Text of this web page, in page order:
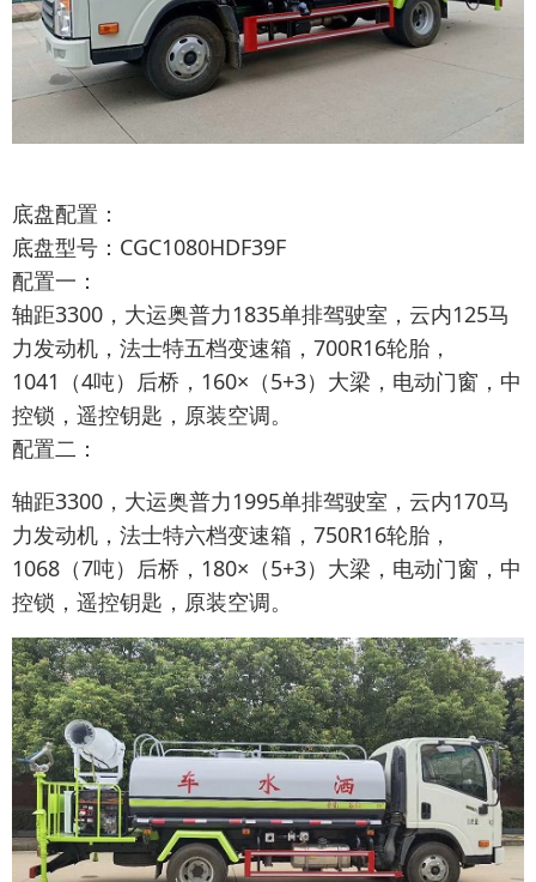
底盘配置：
底盘型号：CGC1080HDF39F
配置一：
轴距3300，大运奥普力1835单排驾驶室，云内125马
力发动机，法士特五档变速箱，700R16轮胎，
1041（4吨）后桥，160×（5+3）大梁，电动门窗，中
控锁，遥控钥匙，原装空调。
配置二：
轴距3300，大运奥普力1995单排驾驶室，云内170马
力发动机，法士特六档变速箱，750R16轮胎，
1068（7吨）后桥，180×（5+3）大梁，电动门窗，中
控锁，遥控钥匙，原装空调。